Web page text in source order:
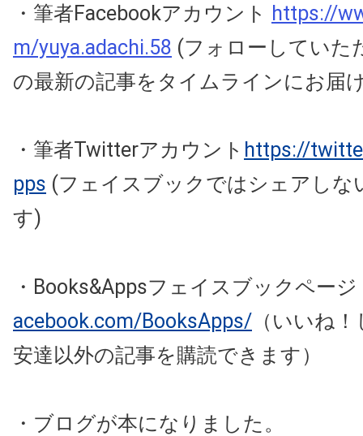
・筆者Facebookアカウント https://
m/yuya.adachi.58 (フォローしていた
の最新の記事をタイムラインにお届
・筆者Twitterアカウント https://
pps (フェイスブックではシェアしな
す)
・Books&Appsフェイスブックペー
acebook.com/BooksApps/ （いいね
安達以外の記事を購読できます）
・ブログが本になりました。